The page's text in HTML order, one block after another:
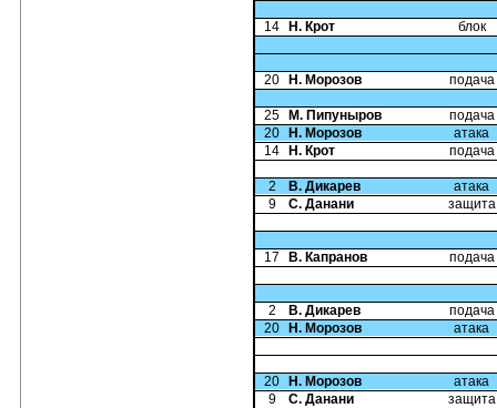
14 Н. Крот блок
20 Н. Морозов подача
25 М. Пипуныров
подача
20
Н. Морозов
атака
14
Н. Крот подача
2 В. Дикарев
атака
9
С. Данани защита
17 В. Капранов подача
2 В. Дикарев
подача
20
Н. Морозов атака
20 Н. Морозов
атака
9
С. Данани защита